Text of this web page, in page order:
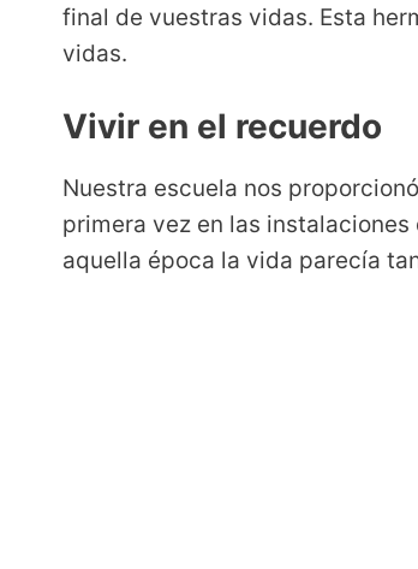
final de vuestras vidas. Esta
vidas.
Vivir en el recuerdo
Nuestra escuela nos
primera vez en las
aquella época la vida parecía